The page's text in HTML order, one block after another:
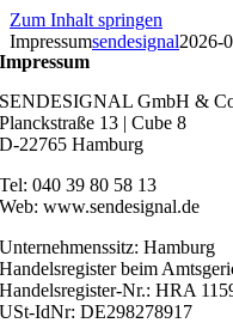
Zum Inhalt springen
Impressumsendesignal2026-
Impressum
SENDESIGNAL GmbH &
Planckstraße 13 | Cube 8
D-22765 Hamburg
Tel: 040 39 80 58 13
Web: www.sendesignal.de
Unternehmenssitz: Hamburg
Handelsregister beim
Handelsregister-Nr.: HRA
USt-IdNr: DE298278917